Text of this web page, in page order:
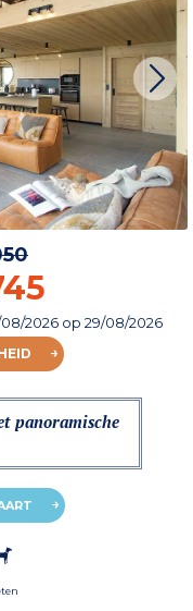
08/2026 op 29/08/2026
panoramische